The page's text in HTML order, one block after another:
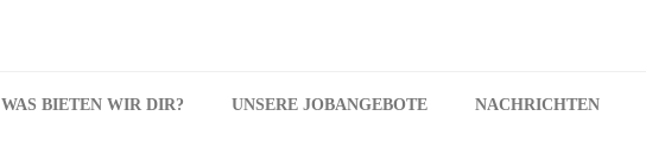
WAS BIETEN WIR DIR? UNSERE JOBANGEBOTE NACHRICHTEN